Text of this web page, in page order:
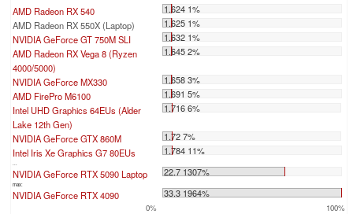
AMD Radeon RX 540
1.624 1%
AMD Radeon RX 550X (Laptop)
1.625 1%
NVIDIA GeForce GT 750M SLI
1.632 1%
AMD Radeon RX Vega 8 (Ryzen
4000/5000)
1.645 2%
NVIDIA GeForce MX330
1.658 3%
AMD FirePro M6100
1.691 5%
Intel UHD Graphics 64EUs (Alder
Lake 12th Gen)
1.716 6%
NVIDIA GeForce GTX 860M
1.72 7%
Intel Iris Xe Graphics G7 80EUs
1.784 11%
NVIDIA GeForce RTX 5090 Laptop 22.7 1307%
max:
NVIDIA GeForce RTX 4090 33.3 1964%
0% 100%